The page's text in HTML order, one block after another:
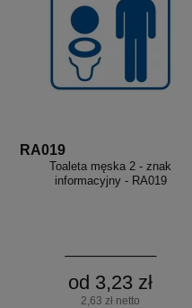
RA019
Toaleta męska 2 - znak
informacyjny - RA019
od 3,23 zł
2,63 zł netto